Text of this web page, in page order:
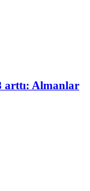
arttı: Almanlar